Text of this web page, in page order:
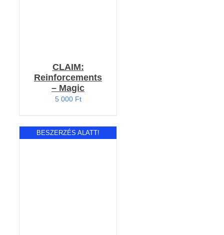
CLAIM:
Reinforcements
– Magic
5 000 Ft
BESZERZÉS ALATT!